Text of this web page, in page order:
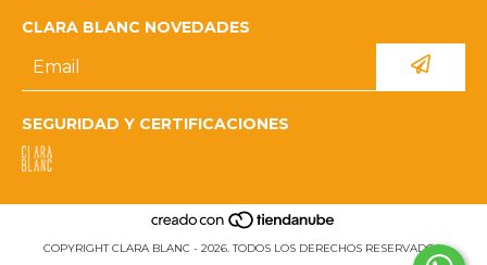
CLARA BLANC NOVEDADES
SEGURIDAD Y CERTIFICACIONES
COPYRIGHT CLARA BLANC - 2026. TODOS LOS DERECHOS RESERVADOS.